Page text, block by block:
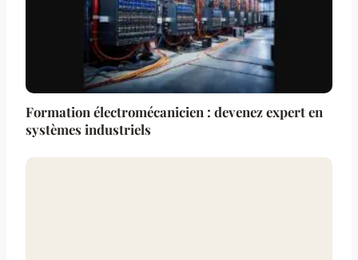
Formation électromécanicien : devenez expert en
systèmes industriels